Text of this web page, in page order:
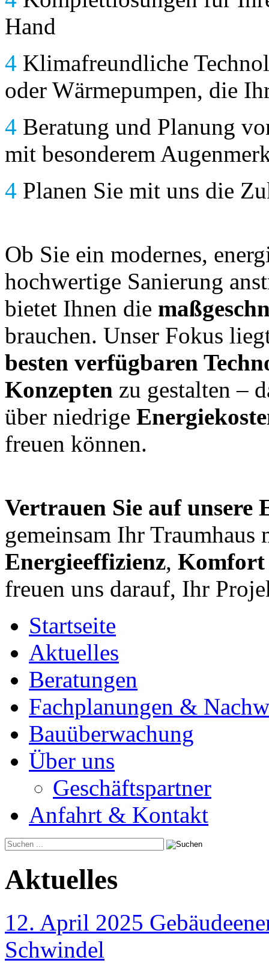
Hand
4 Klimafreundliche
oder Wärmepumpen, die
4 Beratung und Planung
mit besonderem
4 Planen Sie mit uns die
Ob Sie ein modernes,
hochwertige Sanierung
bietet Ihnen die
brauchen. Unser Fokus
besten verfügbaren
Konzepten zu gestalten –
über niedrige
freuen können.
Vertrauen Sie auf unsere
gemeinsam Ihr Traumhaus
Energieeffizienz, Komfort
freuen uns darauf, Ihr
Startseite
Aktuelles
Beratungen
Fachplanungen &
Bauüberwachung
Über uns
Geschäftspartner
Anfahrt & Kontakt
Aktuelles
12. April 2025
Schwindel